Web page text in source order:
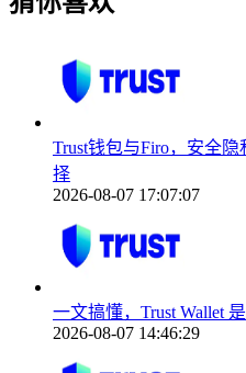
Trust钱包与Firo，安全
择
2026-08-07 17:07:07
一文搞懂，Trust Wallet
2026-08-07 14:46:29